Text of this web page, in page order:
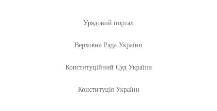
Урядовий портал
Верховна Рада України
Конституційний Суд України
Конституція України